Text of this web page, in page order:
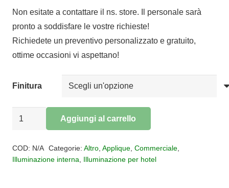
originale
era:
€115,00.
attuale
è:
€94,30.
Non esitate a contattare il ns. store. Il personale sarà
pronto a soddisfare le vostre richieste!
Richiedete un preventivo personalizzato e gratuito,
ottime occasioni vi aspettano!
Finitura
Applique
LUMINELLE
Aggiungi al carrello
COD: N/A Categorie: Altro, Applique, Commerciale,
Illuminazione interna
Illuminazione per hotel